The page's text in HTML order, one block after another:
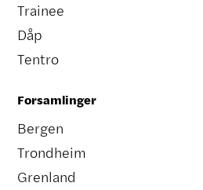
Trainee
Dåp
Tentro
Forsamlinger
Bergen
Trondheim
Grenland